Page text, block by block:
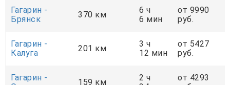
Гагарин -
Брянск
370 км
6 ч
6 мин
от 9990
руб.
Гагарин -
Калуга
201 км
3 ч
12 мин
от 5427
руб.
Гагарин -
159 км
2 ч
от 4293